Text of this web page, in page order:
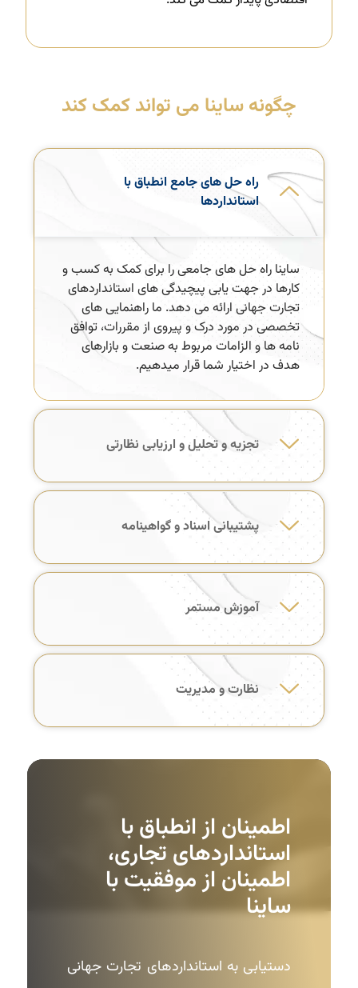
چگونه ساینا می تواند کمک کند
راه حل های جامع انطباق با
استانداردها
ساینا راه حل های جامعی را برای کمک به کسب و
کارها در جهت یابی پیچیدگی های استانداردهای
تجارت جهانی ارائه می دهد. ما راهنمایی های
تخصصی در مورد درک و پیروی از مقررات، توافق
نامه ها و الزامات مربوط به صنعت و بازارهای
هدف در اختیار شما قرار میدهیم.
تجزیه و تحلیل و ارزیابی نظارتی
پشتیبانی اسناد و گواهینامه
آموزش مستمر
نظارت و مدیریت
اطمینان از انطباق با
استانداردهای تجاری،
اطمینان از موفقیت با
ساینا
دستیابی به استانداردهای تجارت جهانی